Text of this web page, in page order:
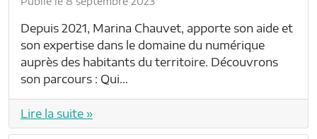
Depuis 2021, Marina Chauvet, apporte son aide et
son expertise dans le domaine du numérique
auprès des habitants du territoire. Découvrons
son parcours : Qui…
Lire la suite »